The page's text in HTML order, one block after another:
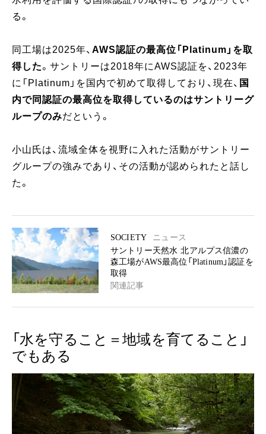
る。
同工場は2025年、 AWS認証の最高位「Platinum」を取
得した。サントリーは2018年にAWS認証を、2023年
に「Platinum」を国内で初めて取得しており、現在、 国
内で同認証の最高位を取得しているのはサントリーグ
ループのみだという。
小山氏は、流域全体を視野に入れた活動がサントリー
グループの強みであり、その活動が認められたと話し
た。
SOCIETY
ニュース
サントリー天然水 北アルプス信濃の
森工場がAWS最高位「Platinum」認証を
取得
関連記事
「水を守ること＝地域を育てること」
でもある